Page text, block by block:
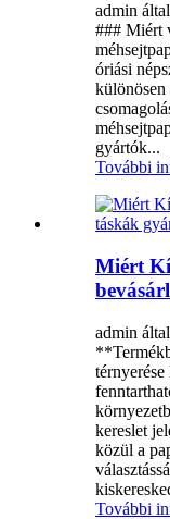
admin
### Miért
óriási
különösen
gyártók...
További
Miért
admin
kereslet
közül a
További